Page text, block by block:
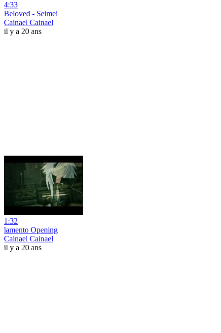
4:33
Beloved - Seimei
Cainael Cainael
il y a 20 ans
1:32
lamento Opening
Cainael Cainael
il y a 20 ans